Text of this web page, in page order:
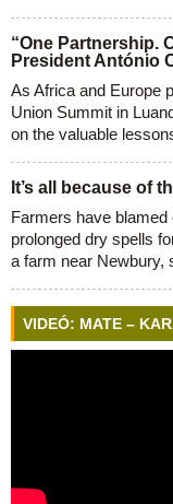
“One Partnership.
President António
As Africa and Europe
Union Summit in
on the valuable
It’s all because of
Farmers have
prolonged dry spells
a farm near Newbury,
VIDEÓ: MATE –